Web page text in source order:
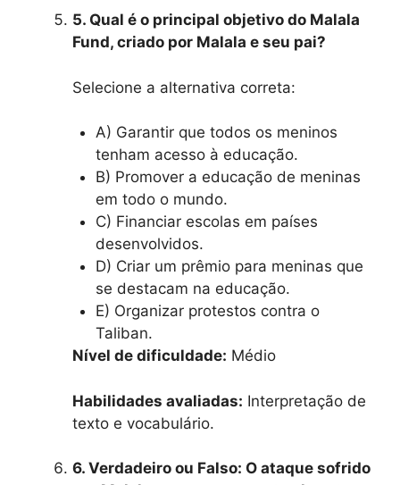
5. Qual é o principal objetivo do Malala
Fund, criado por Malala e seu pai?
Selecione a alternativa correta:
A) Garantir que todos os meninos
tenham acesso à educação.
B) Promover a educação de meninas
em todo o mundo.
C) Financiar escolas em países
desenvolvidos.
D) Criar um prêmio para meninas que
se destacam na educação.
E) Organizar protestos contra o
Taliban.
Nível de dificuldade: Médio
Habilidades avaliadas: Interpretação de
texto e vocabulário.
6. Verdadeiro ou Falso: O ataque sofrido